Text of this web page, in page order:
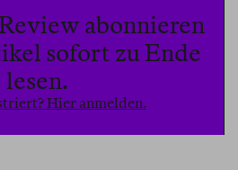
größer werdenden
angemessen
in der Vermögen
brauche deshalb ein
abonnieren
sofort zu Ende
lesen.
Hier anmelden.